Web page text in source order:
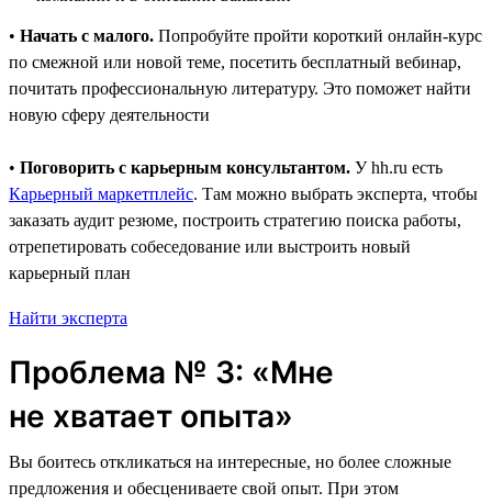
• Начать с малого. Попробуйте пройти короткий онлайн-курс
по смежной или новой теме, посетить бесплатный вебинар,
почитать профессиональную литературу. Это поможет найти
новую сферу деятельности
• Поговорить с карьерным консультантом. У hh.ru есть
Карьерный маркетплейс. Там можно выбрать эксперта, чтобы
заказать аудит резюме, построить стратегию поиска работы,
отрепетировать собеседование или выстроить новый
карьерный план
Найти эксперта
Проблема № 3: «Мне
не хватает опыта»
Вы боитесь откликаться на интересные, но более сложные
предложения и обесцениваете свой опыт. При этом